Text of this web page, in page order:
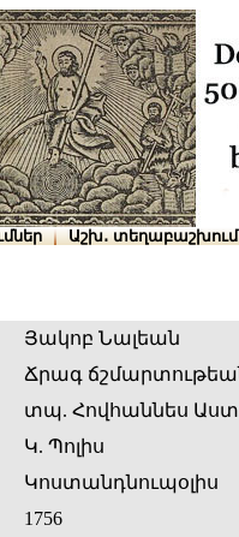
Աշխ․ տեղաբաշխում
Յակոբ Նալեան
Ճրագ
տպ. Հովհաննես
Կ. Պոլիս
Կոստանդնուպօլիս
1756